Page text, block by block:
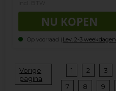
Op voorraad (Lev. 2-3 weekdagen.
Vorige
pagina
1 2 3
7
8 9